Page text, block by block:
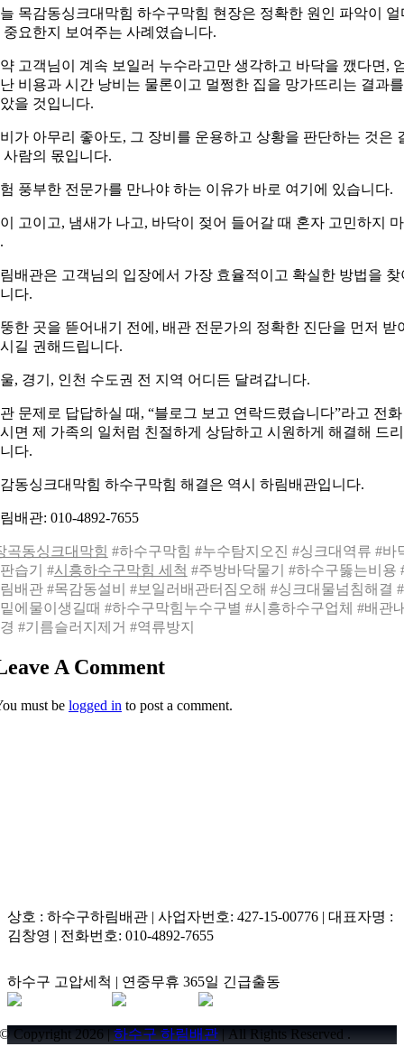
목감동싱크대막힘 하수구막힘 현장은 정확한 원인 파악이 얼
중요한지 보여주는 사례였습니다.
고객님이 계속 보일러 누수라고만 생각하고 바닥을 깼다면,
비용과 시간 낭비는 물론이고 멀쩡한 집을 망가뜨리는 결과를
을 것입니다.
가 아무리 좋아도, 그 장비를 운용하고 상황을 판단하는 것은
사람의 몫입니다.
풍부한 전문가를 만나야 하는 이유가 바로 여기에 있습니다.
고이고, 냄새가 나고, 바닥이 젖어 들어갈 때 혼자 고민하지
배관은 고객님의 입장에서 가장 효율적이고 확실한 방법을 찾
다.
한 곳을 뜯어내기 전에, 배관 전문가의 정확한 진단을 먼저 받
길 권해드립니다.
, 경기, 인천 수도권 전 지역 어디든 달려갑니다.
문제로 답답하실 때, “블로그 보고 연락드렸습니다”라고 전화
면 제 가족의 일처럼 친절하게 상담하고 시원하게 해결해 드
다.
동싱크대막힘 하수구막힘 해결은 역시 하림배관입니다.
배관: 010-4892-7655
곡동싱크대막힘 #하수구막힘 #누수탐지오진 #싱크대역류 #바
습기 #시흥하수구막힘 세척 #주방바닥물기 #하수구뚫는비용
배관 #목감동설비 #보일러배관터짐오해 #싱크대물넘침해결
에물이생길때 #하수구막힘누수구별 #시흥하수구업체 #배관
#기름슬러지제거 #역류방지
A Comment
must be logged in to post a comment.
상호 : 하수구하림배관 | 사업자번호: 427-15-00776 | 대표자명 :
김창영 | 전화번호: 010-4892-7655
하수구 고압세척 | 연중무휴 365일 긴급출동
© Copyright 2026 |하수구 하림배관 | All Rights Reserved .